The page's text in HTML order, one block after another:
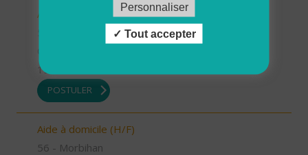
Auxiliaire de vie (H/F)
19/05/2026
POSTULER
Aide à domicile (H/F)
56 - Morbihan
Personnaliser
Tout accepter